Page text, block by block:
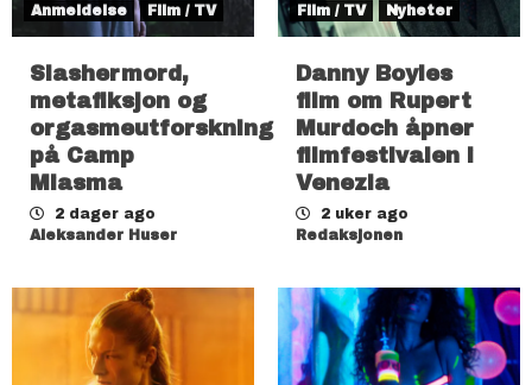
Anmeldelse Film / TV
Slashermord,
metafiksjon og
orgasmeutforskning
på Camp
Miasma
2 dager ago
Aleksander Huser
Film / TV Nyheter
Danny Boyles
film om Rupert
Murdoch åpner
filmfestivalen i
Venezia
2 uker ago
Redaksjonen